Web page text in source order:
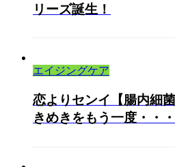
リーズ誕生！
エイジングケア
恋よりセンイ【腸内細
きめきをもう一度・・